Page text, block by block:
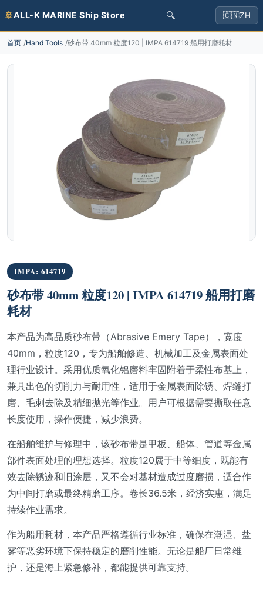
🚢ALL-K MARINE Ship Store 🔍 🇨🇳ZH
首页 Hand Tools 砂布带 40mm 粒度120 | IMPA 614719 船用打磨耗材
IMPA: 614719
砂布带 40mm 粒度120 | IMPA 614719 船用打磨
耗材
本产品为高品质砂布带（Abrasive Emery Tape），宽度
40mm，粒度120，专为船舶修造、机械加工及金属表面处
理行业设计。采用优质氧化铝磨料牢固附着于柔性布基上，
兼具出色的切削力与耐用性，适用于金属表面除锈、焊缝打
磨、毛刺去除及精细抛光等作业。用户可根据需要撕取任意
长度使用，操作便捷，减少浪费。
在船舶维护与修理中，该砂布带是甲板、船体、管道等金属
部件表面处理的理想选择。粒度120属于中等细度，既能有
效去除锈迹和旧涂层，又不会对基材造成过度磨损，适合作
为中间打磨或最终精磨工序。卷长36.5米，经济实惠，满足
持续作业需求。
作为船用耗材，本产品严格遵循行业标准，确保在潮湿、盐
雾等恶劣环境下保持稳定的磨削性能。无论是船厂日常维
护，还是海上紧急修补，都能提供可靠支持。